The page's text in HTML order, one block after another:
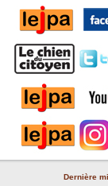
Dernière